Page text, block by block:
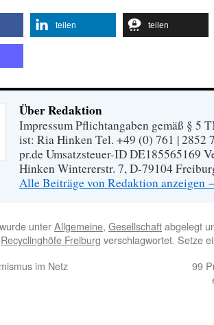
teilen teilen
Über Redaktion
Impressum Pflichtangaben gemäß § 5
ist: Ria Hinken Tel. +49 (0) 761 | 2852
pr.de Umsatzsteuer-ID DE185565169
Hinken Wintererstr. 7, D-79104
Alle Beiträge von Redaktion anzeigen
unterAllgemeine, Gesellschaftabgelegt
Recyclinghöfe Freiburg verschlagwortet. Setze
im Netz
99